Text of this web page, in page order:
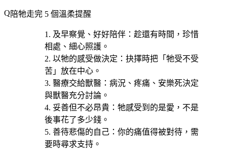
陪牠走完 5 個溫柔提醒
及早察覺、好好陪伴 ：趁還有時間，珍惜
相處、細心照護。
以牠的感受做決定 ：抉擇時把「牠受不受
苦」放在中心。
醫療交給獸醫 ：病況、疼痛、安樂死決定
與獸醫充分討論。
妥善但不必昂貴 ：牠感受到的是愛，不是
後事花了多少錢。
善待悲傷的自己 ：你的痛值得被對待，需
要時尋求支持。